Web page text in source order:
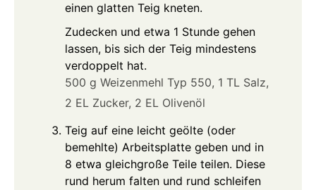
einen glatten Teig kneten.
Zudecken und etwa 1 Stunde gehen
lassen, bis sich der Teig mindestens
verdoppelt hat.
500 g Weizenmehl Typ 550, 1 TL Salz,
2 EL Zucker, 2 EL Olivenöl
Teig auf eine leicht geölte (oder
bemehlte) Arbeitsplatte geben und in
8 etwa gleichgroße Teile teilen. Diese
rund herum falten und rund schleifen